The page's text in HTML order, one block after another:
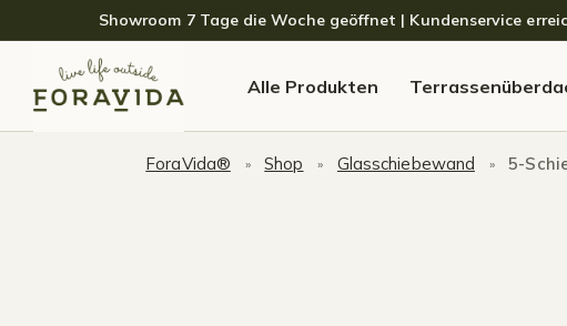
Skip to navigation
Skip to contentShowroom 7 Tage die Woche geöffnet | Kundenservice
Alle Produkten
ForaVida® » Shop » Glasschiebewand » 5-